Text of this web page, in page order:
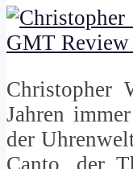
Christopher
Jahren
der